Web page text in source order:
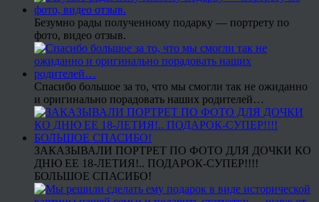
Безумно рады полученному подарку — портрету по
фото, видео отзыв.
Спасибо большое за то, что мы смогли так не ожиданно
и оригинально порадовать наших родителей…
ЗАКАЗЫВАЛИ ПОРТРЕТ ПО ФОТО ДЛЯ ДОЧКИ КО
ДНЮ ЕЕ 18-ЛЕТИЯ!.. ПОДАРОК-СУПЕР!!!!
БОЛЬШОЕ СПАСИБО!